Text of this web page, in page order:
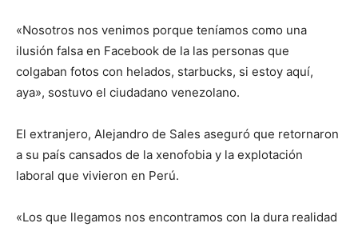
«Nosotros nos venimos porque teníamos como una
ilusión falsa en Facebook de la las personas que
colgaban fotos con helados, starbucks, si estoy aquí,
aya», sostuvo el ciudadano venezolano.
El extranjero, Alejandro de Sales aseguró que retornaron
a su país cansados de la xenofobia y la explotación
laboral que vivieron en Perú.
«Los que llegamos nos encontramos con la dura realidad